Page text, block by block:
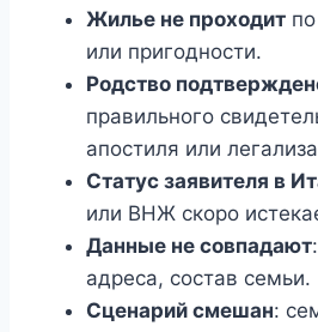
Жилье не проходит
или пригодности.
Родство
правильного
апостиля или
Статус заявителя в
или ВНЖ скоро
Данные не совпадают
адреса, состав семьи.
Сценарий смешан: